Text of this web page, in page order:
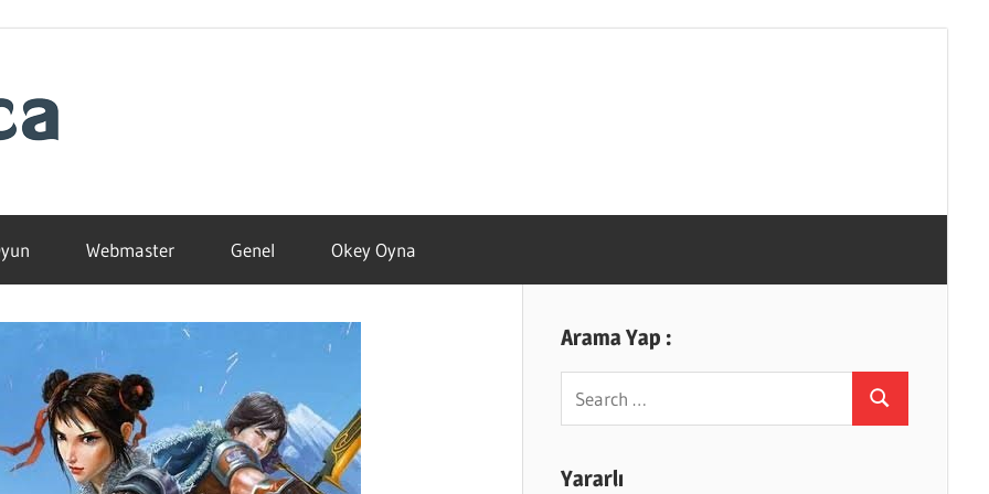
Webmaster Genel Okey Oyna
Arama Yap :
Search
Yararlı